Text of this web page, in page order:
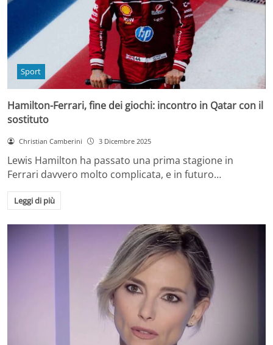
Sport
Hamilton-Ferrari, fine dei giochi: incontro in Qatar con il
sostituto
Christian Camberini 3 Dicembre 2025
Lewis Hamilton ha passato una prima stagione in
Ferrari davvero molto complicata, e in futuro…
Leggi di più